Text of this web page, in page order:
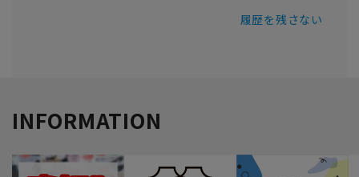
履歴を残さない
INFORMATION